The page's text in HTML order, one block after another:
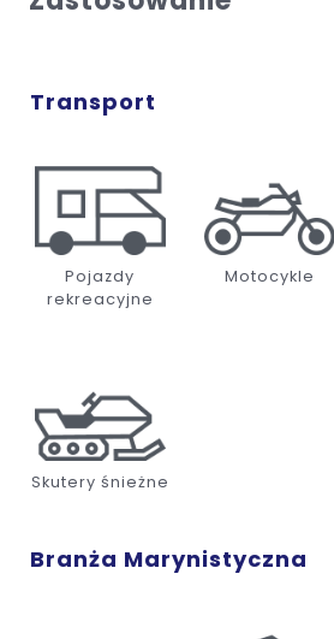
Transport
Pojazdy
rekreacyjne
Motocykle
Skutery śnieżne
Branża Marynistyczna